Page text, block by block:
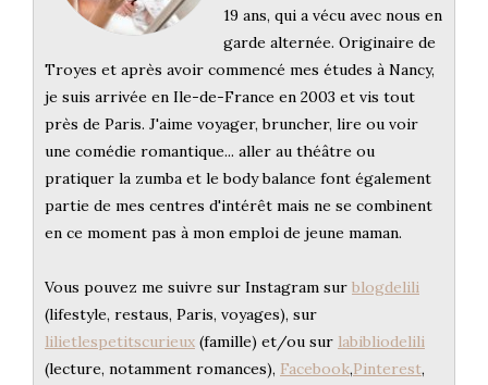
19 ans, qui a vécu avec nous en
garde alternée. Originaire de
Troyes et après avoir commencé mes études à Nancy,
je suis arrivée en Ile-de-France en 2003 et vis tout
près de Paris. J'aime voyager, bruncher, lire ou voir
une comédie romantique... aller au théâtre ou
pratiquer la zumba et le body balance font également
partie de mes centres d'intérêt mais ne se combinent
en ce moment pas à mon emploi de jeune maman.
Vous pouvez me suivre sur Instagram sur blogdelili
(lifestyle, restaus, Paris, voyages), sur
lilietlespetitscurieux (famille) et/ou sur labibliodelili
(lecture, notamment romances), Facebook,Pinterest,